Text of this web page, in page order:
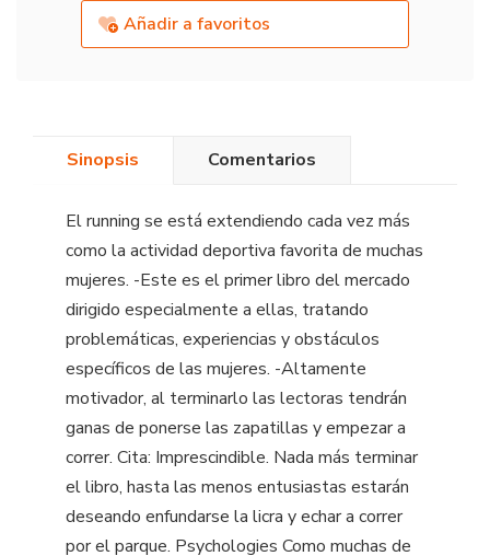
Añadir a favoritos
Sinopsis Comentarios
El running se está extendiendo cada vez más
como la actividad deportiva favorita de muchas
mujeres. -Este es el primer libro del mercado
dirigido especialmente a ellas, tratando
problemáticas, experiencias y obstáculos
específicos de las mujeres. -Altamente
motivador, al terminarlo las lectoras tendrán
ganas de ponerse las zapatillas y empezar a
correr. Cita: Imprescindible. Nada más terminar
el libro, hasta las menos entusiastas estarán
deseando enfundarse la licra y echar a correr
por el parque. Psychologies Como muchas de